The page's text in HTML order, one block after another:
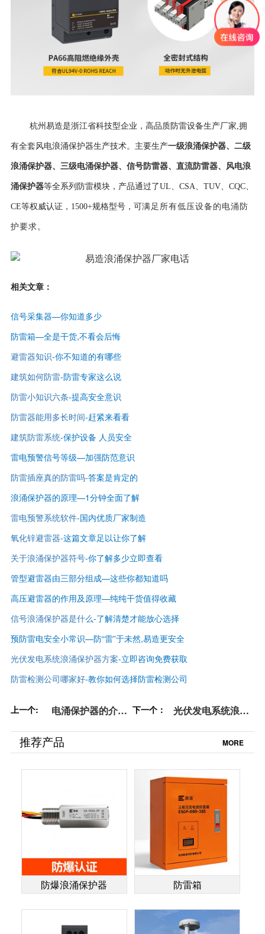
杭州易造是浙江省科技型企业，高品质防雷设备生产厂家,拥
有全套风电浪涌保护器生产技术。主要生产一级浪涌保护器、 二级
浪涌保护器、 三级电涌保护器、 信号防雷器、 直流防雷器、
风电浪
涌保护器等全系列防雷模块，产品通过了UL、CSA、TUV、CQC、
CE等权威认证， 1500+规格型号，可满足所有低压设备的电涌防
护要求。
相关文章：
信号采集器—你知道多少
防雷箱—全是干货,不看会后悔
避雷器知识-你不知道的有哪些
建筑如何防雷-防雷专家这么说
防雷小知识六条-提高安全意识
防雷器能用多长时间-赶紧来看看
建筑防雷系统-保护设备 人员安全
雷电预警信号等级—加强防范意识
防雷插座真的防雷吗-答案是肯定的
浪涌保护器的原理—1分钟全面了解
雷电预警系统软件-国内优质厂家制造
氧化锌避雷器-这篇文章足以让你了解
关于浪涌保护器符号-你了解多少立即查看
管型避雷器由三部分组成—这些你都知道吗
高压避雷器的作用及原理—纯纯干货值得收藏
信号浪涌保护器是什么-了解清楚才能放心选择
预防雷电安全小常识—防“雷”于未然,易造更安全
光伏发电系统浪涌保护器方案-立即咨询免费获取
防雷检测公司哪家好-教你如何选择防雷检测公司
上一个:
电涌保护器的介绍-
州易造】
下一个：
光伏发电系统浪涌
询免费获取【杭州
易造】
推荐产品 MORE
防爆浪涌保护器 防雷箱